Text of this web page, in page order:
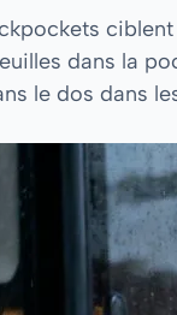
dans la
le dos dans